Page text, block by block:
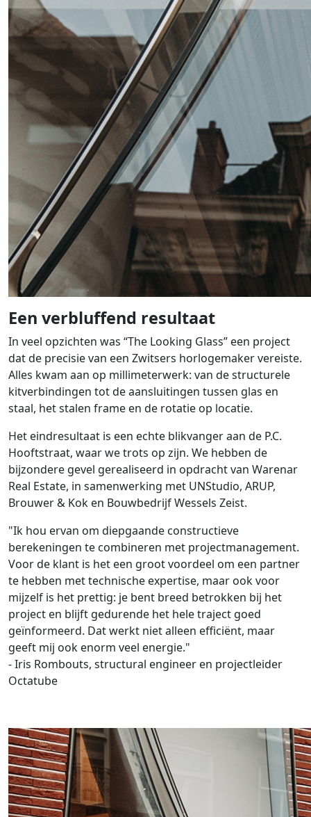
Een verbluffend resultaat
In veel opzichten was “The Looking Glass” een project
dat de precisie van een Zwitsers horlogemaker vereiste.
Alles kwam aan op millimeterwerk: van de structurele
kitverbindingen tot de aansluitingen tussen glas en
staal, het stalen frame en de rotatie op locatie.
Het eindresultaat is een echte blikvanger aan de P.C.
Hooftstraat, waar we trots op zijn. We hebben de
bijzondere gevel gerealiseerd in opdracht van Warenar
Real Estate, in samenwerking met UNStudio, ARUP,
Brouwer & Kok en Bouwbedrijf Wessels Zeist.
"Ik hou ervan om diepgaande constructieve
berekeningen te combineren met projectmanagement.
Voor de klant is het een groot voordeel om een partner
te hebben met technische expertise, maar ook voor
mijzelf is het prettig: je bent breed betrokken bij het
project en blijft gedurende het hele traject goed
geïnformeerd. Dat werkt niet alleen efficiënt, maar
geeft mij ook enorm veel energie."
- Iris Rombouts, structural engineer en projectleider
Octatube